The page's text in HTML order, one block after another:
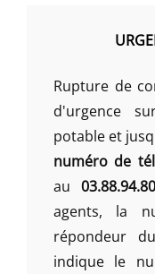
Rupture de
d'urgence
potable et
numéro de
au
agents, la
répondeur
indique le